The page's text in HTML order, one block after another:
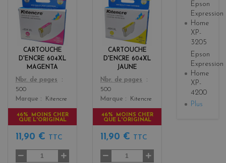
CARTOUCHE
D'ENCRE 604XL
MAGENTA
Color
a
n
t
Nbr. de pages
500
Marque
Kitencre
46% MOINS CHER
QUE L'ORIGINAL
11,90 € TTC
CARTOUCHE
D'ENCRE 604XL
JAUNE
Color
e
l
o
w
Nbr. de pages
500
Marque
Kitencre
46% MOINS CHER
QUE L'ORIGINAL
11,90 € TTC
Epson
Expression
Home
XP-
3205
Epson
Expression
Home
XP-
4200
Plus